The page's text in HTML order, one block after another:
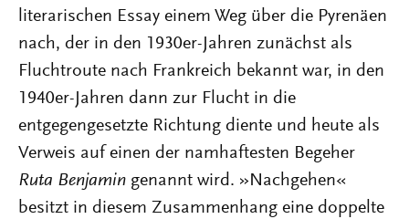
literarischen Essay einem Weg über die Pyrenäen
nach, der in den 1930er-Jahren zunächst als
Fluchtroute nach Frankreich bekannt war, in den
1940er-Jahren dann zur Flucht in die
entgegengesetzte Richtung diente und heute als
Verweis auf einen der namhaftesten Begeher
Ruta Benjamin genannt wird. »Nachgehen«
besitzt in diesem Zusammenhang eine doppelte